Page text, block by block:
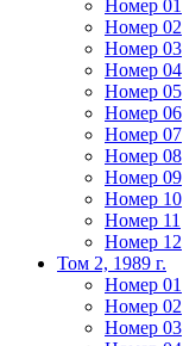
Номер 01
Номер 02
Номер 03
Номер 04
Номер 05
Номер 06
Номер 07
Номер 08
Номер 09
Номер 10
Номер 11
Номер 12
Том 2, 1989 г.
Номер 01
Номер 02
Номер 03